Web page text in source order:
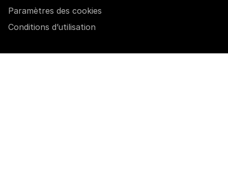
Paramètres des cookies
Conditions d’utilisation